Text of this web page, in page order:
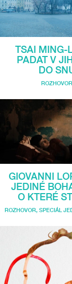
TSAI MING-
PADAT V
DO
ROZHOVOR
GIOVANNI
JEDINÉ
O KTERÉ
ROZHOVOR, SPECIÁL